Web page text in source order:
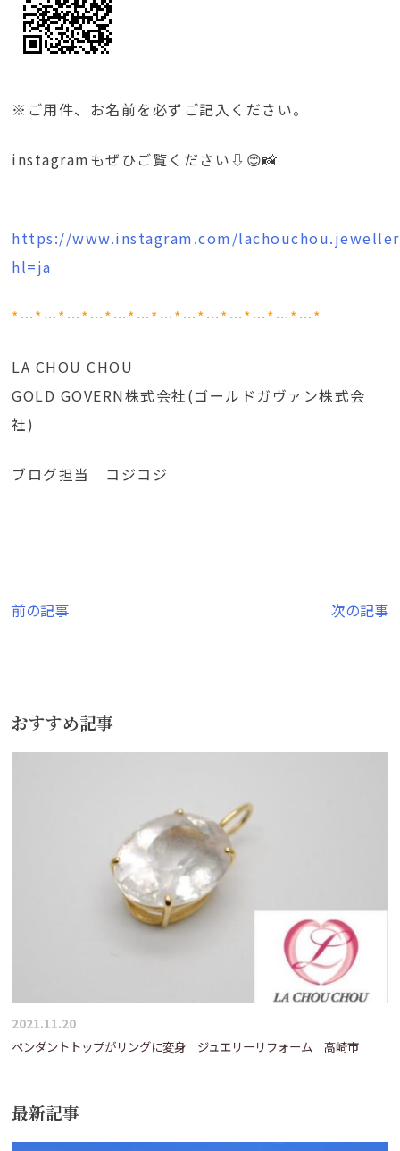
※ご用件、お名前を必ずご記入ください。
instagramもぜひご覧ください⇩😊📸
https://www.instagram.com/
hl=ja
*…*…*…*…*…*…*…*…*…*…*…*…*…*
LA CHOU CHOU
GOLD GOVERN株式会社(ゴールドガヴァン株式会
社)
ブログ担当 コジコジ
投
ビ
前の記事 次の記事
おすすめ記事
2021.11.20
ペンダントトップがリングに変身 ジュエリーリフォーム 高崎市
最新記事